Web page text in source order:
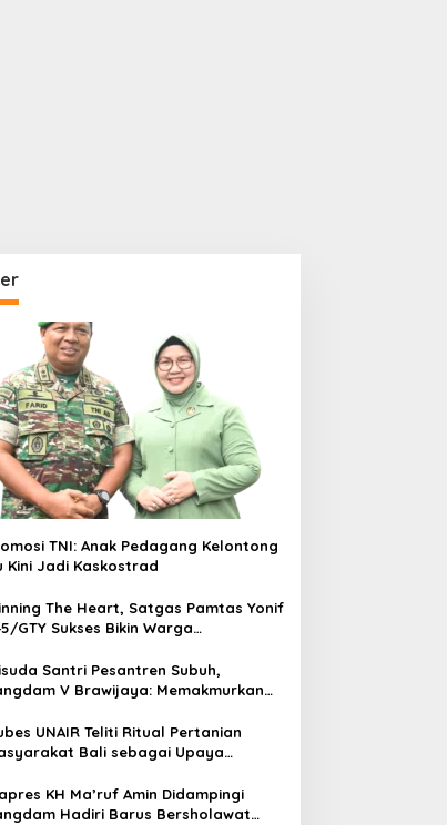
TNI: Anak Pedagang Kelontong
Kini Jadi Kaskostrad
The Heart, Satgas Pamtas Yonif
GTY Sukses Bikin Warga
Santri Pesantren Subuh,
V Brawijaya: Memakmurkan
UNAIR Teliti Ritual Pertanian
Bali sebagai Upaya
KH Ma’ruf Amin Didampingi
Hadiri Barus Bersholawat